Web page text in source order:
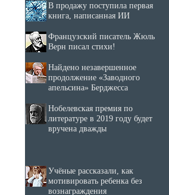
В продажу поступила первая
книга, написанная ИИ
Французский писатель Жюль
Верн писал стихи!
Найдено незавершенное
продолжение «Заводного
апельсина» Берджесса
Нобелевская премия по
литературе в 2019 году будет
вручена дважды
Учёные рассказали, как
мотивировать ребенка без
вознаграждения